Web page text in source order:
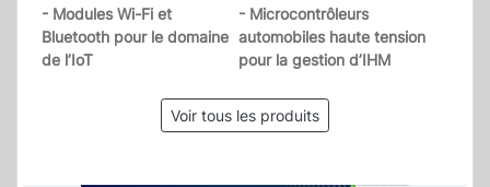
- Modules Wi-Fi et
Bluetooth pour le domaine
de l’IoT
- Microcontrôleurs
automobiles haute tension
pour la gestion d’IHM
Voir tous les produits